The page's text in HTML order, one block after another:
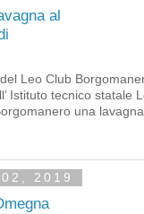
al
Leo Club
Istituto tecnico statale
una lavagna
2019